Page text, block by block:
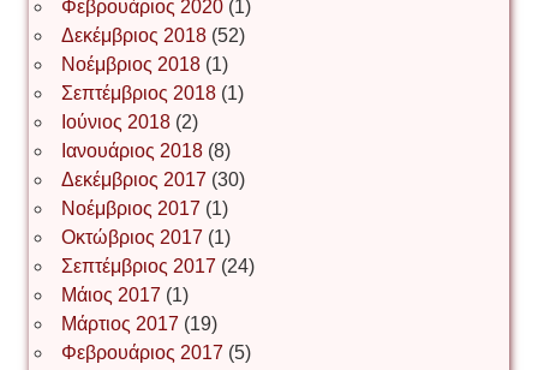
Іван Наконечний
Інга Короткевич
Ірина Ключковська
Ірина Наконечна
Φεβρουάριος 2020(1)
Δεκέμβριος 2018(52)
Νοέμβριος 2018(1)
Σεπτέμβριος 2018(1)
Ιούνιος 2018(2)
Ιανουάριος 2018(8)
Δεκέμβριος 2017 (30)
Νοέμβριος 2017 (1)
Οκτώβριος 2017 (1)
Σεπτέμβριος 2017 (24)
Μάιος 2017 (1)
Μάρτιος 2017 (19)
Φεβρουάριος 2017 (5)